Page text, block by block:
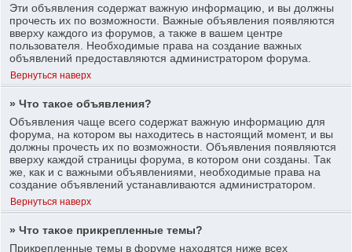
Эти объявления содержат важную информацию, и вы должны
прочесть их по возможности. Важные объявления появляются
вверху каждого из форумов, а также в вашем центре
пользователя. Необходимые права на создание важных
объявлений предоставляются администратором форума.
Вернуться наверх
» Что такое объявления?
Объявления чаще всего содержат важную информацию для
форума, на котором вы находитесь в настоящий момент, и вы
должны прочесть их по возможности. Объявления появляются
вверху каждой страницы форума, в котором они созданы. Так
же, как и с важными объявлениями, необходимые права на
создание объявлений устанавливаются администратором.
Вернуться наверх
» Что такое прикрепленные темы?
Прикрепленные темы в форуме находятся ниже всех